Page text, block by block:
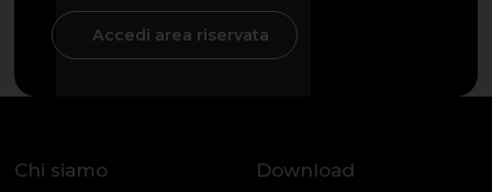
Accedi area riservata
Chi siamo
Download